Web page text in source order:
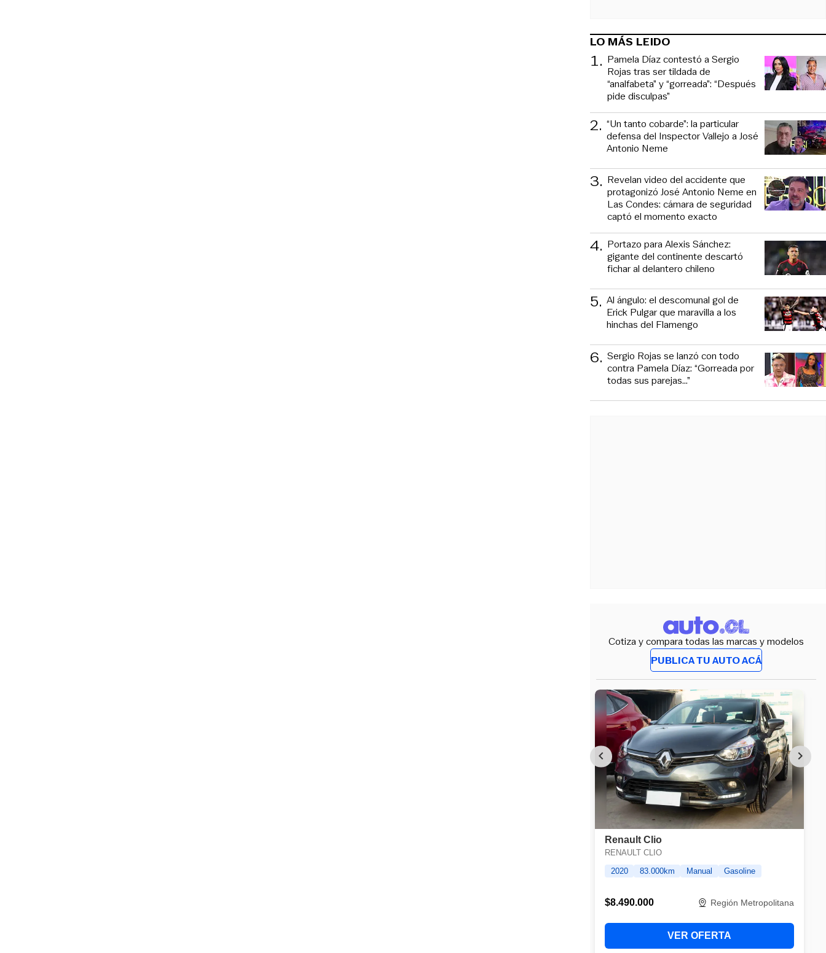
LO MÁS LEIDO
1. Pamela Díaz contestó a Sergio
Rojas tras ser tildada de
“analfabeta” y “gorreada”: “Después
pide disculpas”
2. “Un tanto cobarde”: la particular
defensa del Inspector Vallejo a José
Antonio Neme
3. Revelan video del accidente que
protagonizó José Antonio Neme en
Las Condes: cámara de seguridad
captó el momento exacto
4. Portazo para Alexis Sánchez:
gigante del continente descartó
fichar al delantero chileno
5. Al ángulo: el descomunal gol de
Erick Pulgar que maravilla a los
hinchas del Flamengo
6. Sergio Rojas se lanzó con todo
contra Pamela Díaz: “Gorreada por
todas sus parejas…”
Cotiza y compara todas las marcas y modelos
PUBLICA TU AUTO ACÁ